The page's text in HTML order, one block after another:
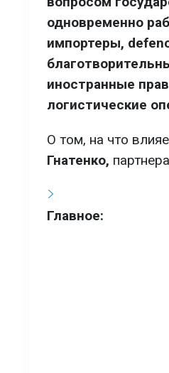
одновременно
импортеры,
иностранные
логистические
О том, на что
Гнатенко,
Главное: